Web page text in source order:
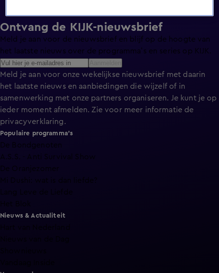
Ontvang de KIJK-nieuwsbrief
Meld je aan voor de nieuwsbrief en blijf op de hoogte van
het laatste nieuws over de programma’s en series op KIJK.
Meld je aan voor onze wekelijkse nieuwsbrief met daarin
het laatste nieuws en aanbiedingen die wijzelf of in
samenwerking met onze partners organiseren. Je kunt je op
ieder moment afmelden. Zie voor meer informatie de
privacyverklaring.
Populaire programma's
De Bondgenoten
A.S.S. - Anti Survival Show
De Oranjezomer
Mi Dushi: wat is dan liefde?
Lang Leve de Liefde
Nieuws & Actualiteit